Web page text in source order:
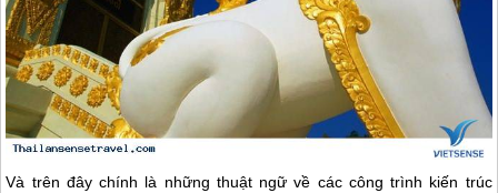
Và trên đây chính là những thuật ngữ về các công trình kiến trúc